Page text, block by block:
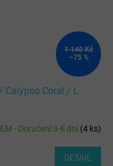
1 140 Kč
–75 %
Calypso Coral / L
- Doručení 3-6 dní(4 ks)
DETAIL